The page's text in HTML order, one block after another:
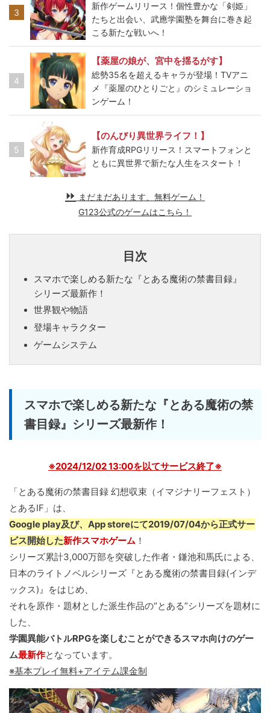
3
新作ゲームリリース！個性豊かな「剣姫」
たちと出会い、武應学園塾を舞台に巻き起
こる新たな戦いへ！
4
【薬屋の娘が、宮中を揺るがす】
総勢35名を超えるキャラが登場！TVアニ
メ『薬屋のひとりごと』のシミュレーショ
ンゲーム！
5
【のんびり異世界ライフ！】
新作育成RPGリリース！スマートフォンと
ともに異世界で新たな人生をスタート！
まだまだあります、無料ゲーム！
G123公式のゲームはこちら！
目次
スマホで楽しめる新たな『とある魔術の禁書目録』
シリーズ最新作！
世界観や物語
登場キャラクター
ゲームシステム
スマホで楽しめる新たな『とある魔術の禁
書目録』シリーズ最新作！
※2024/12/02 13:00を以てサービス終了※
「とある魔術の禁書目録 幻想収束（イマジナリーフェスト）
とあるIF」は、
Google play及び、App storeにて2019/07/04から正式サー
ビス開始した新作スマホゲーム ！
シリーズ累計3,000万部を突破した作者・鎌池和馬氏による、
日本のライトノベルシリーズ『とある魔術の禁書目録(インデ
ックス)』をはじめ、
それを原作・題材とした派生作品の“とある”シリーズを題材に
した、
学園異能バトルRPGを楽しむことができるスマホ向けのゲー
ム最新作となっています。
※基本プレイ無料+アイテム課金制